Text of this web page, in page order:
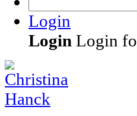
Login
Login Login